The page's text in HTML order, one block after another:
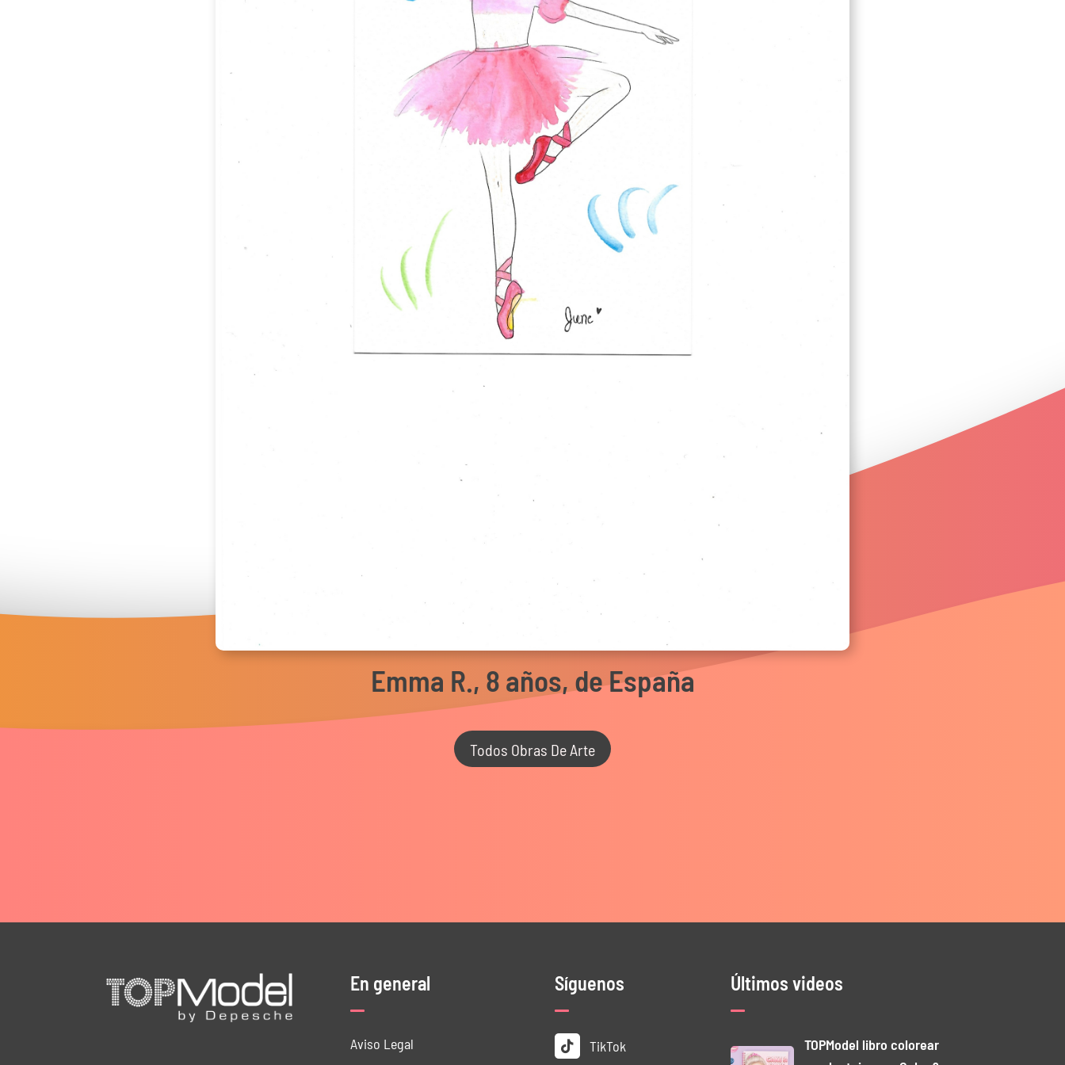
Emma R., 8 años, de España
Todos Obras De Arte
En general
Aviso Legal
Síguenos
TikTok
Últimos videos
TOPModel libro colorear